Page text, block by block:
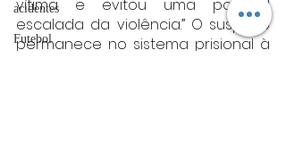
acidentes
Futebol
vítima e evitou uma possível
escalada da violência.” O suspeito
permanece no sistema prisional à